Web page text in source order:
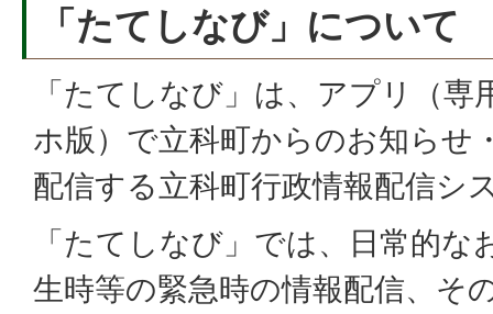
「たてしなび」について
「たてしなび」は、アプリ（
ホ版）で立科町からのお知らせ
配信する立科町行政情報配信シ
「たてしなび」では、日常的な
生時等の緊急時の情報配信、そ